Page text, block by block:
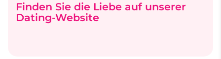
Finden Sie die Liebe auf unserer
Dating-Website